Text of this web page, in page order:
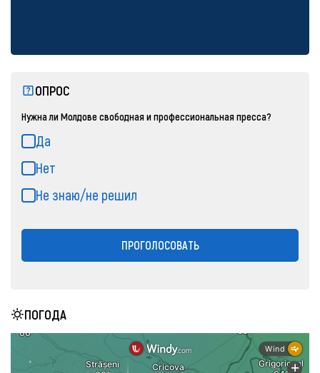
ОПРОС
Нужна ли Молдове свободная и профессиональная пресса?
Да
Нет
Не знаю/не решил
ПРОГОЛОСОВАТЬ
ПОГОДА